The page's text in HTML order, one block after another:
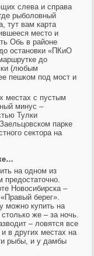
слева и справа
рыболовный
тут вам карта
место и
Обь в районе
остановки «ПКиО
до
(любым
пешком под мост и
местах с пустым
минус –
Тулки
парке
сектора на
на одном из
Новосибирска –
берег».
можно купить на
же – за ночь.
– ловятся все
в других местах на
рыбы, и у дамбы